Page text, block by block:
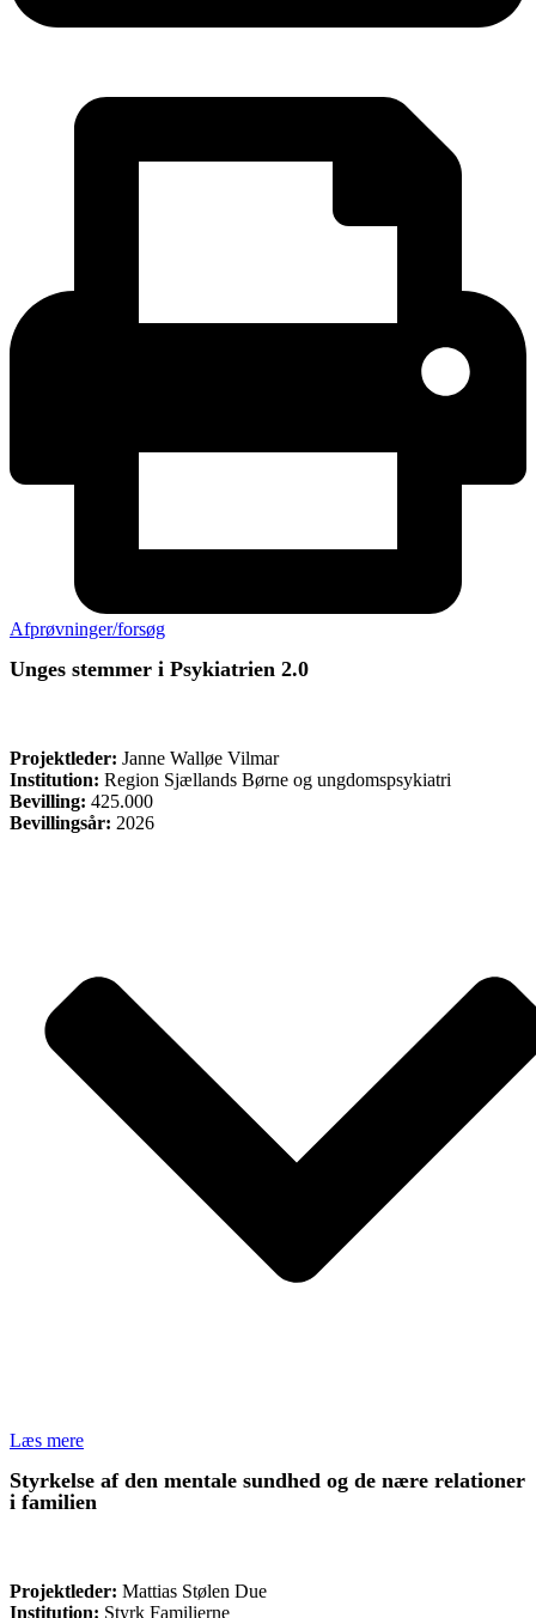
Afprøvninger/forsøg
Unges stemmer i Psykiatrien 2.0
Projektleder: Janne Walløe Vilmar
Institution: Region Sjællands Børne og ungdomspsykiatri
Bevilling: 425.000
Bevillingsår: 2026
Læs mere
Styrkelse af den mentale sundhed og de nære relationer
i familien
Projektleder: Mattias Stølen Due
Institution: Styrk Familierne